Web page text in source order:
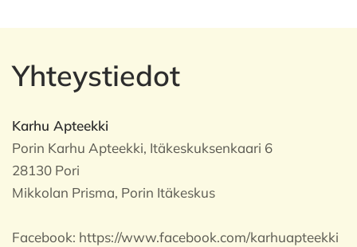
Yhteystiedot
Karhu Apteekki
Porin Karhu Apteekki, Itäkeskuksenkaari 6
28130 Pori
Mikkolan Prisma, Porin Itäkeskus
Facebook: https://www.facebook.com/karhuapteekki